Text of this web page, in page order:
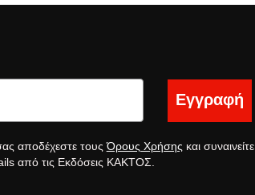
Εγγραφή
αποδέχεστε τουςΌρους Χρήσης και συναινείτε
από τις Εκδόσεις ΚΑΚΤΟΣ.